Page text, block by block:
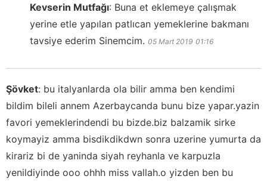
Kevserin Mutfağı: Buna et eklemeye çalışmak
yerine etle yapılan patlıcan yemeklerine bakmanı
tavsiye ederim Sinemcim. 05 Mart 2019 01:16
Şövket: bu italyanlarda ola bilir amma ben kendimi
bildim bileli annem Azerbaycanda bunu bize yapar.yazin
favori yemeklerindendi bu bizde.biz balzamik sirke
koymayiz amma bisdikdikdwn sonra uzerine yumurta da
kirariz bi de yaninda siyah reyhanla ve karpuzla
yenildiyinde ooo ohhh miss vallah.o yizden ben bu